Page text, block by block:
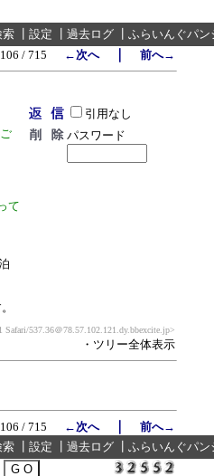
索 設定 過去ログ
ふらいんぐパ
106 / 715
←次へ｜ 前へ→
て
引用なし
パスワード
Safari/537.36＠78.57.102.121.dy.bbexcite.jp>
・ツリー全体表示
106 / 715 ←次へ｜ 前へ→
索 設定 過去ログ
ふらいんぐパ